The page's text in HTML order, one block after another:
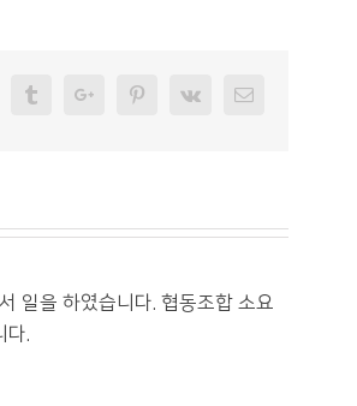
TumblrGoogleplusPinterest
Vk Email
일을 하였습니다. 협동조합 소요
다.